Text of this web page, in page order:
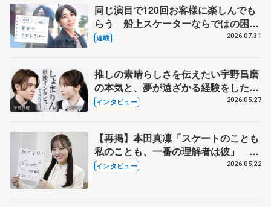
同じ演目で120回お客様に楽しんでも
らう 船上スケーターならではの困難
とは 影響あったPIW前キャプテン松
連載 2026.07.31
推しの素晴らしさを伝えたい宇野昌磨
の本気と、夢が遠ざかる経験をした本
田真凜の覚悟
インタビュー 2026.05.27
【再掲】本田真凜「スケートのことも
私のことも、一番の理解者は彼」 引
退時の単独インタビューで語った競技
インタビュー 2026.05.22